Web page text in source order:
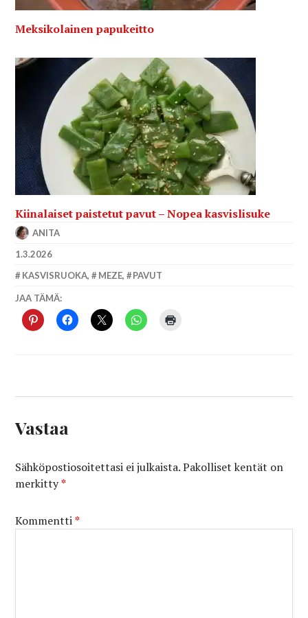
Meksikolainen papukeitto
Kiinalaiset paistetut pavut – Nopea kasvislisuke
ANITA
1.3.2026
KASVISRUOKA, MEZE, PAVUT
JAA TÄMÄ:
Vastaa
Sähköpostiosoitettasi ei julkaista. Pakolliset kentät on
merkitty*
Kommentti*